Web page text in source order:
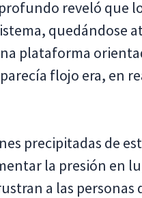
reveló que
quedándose
plataforma
flojo era, en
precipitadas de
la presión en
a las